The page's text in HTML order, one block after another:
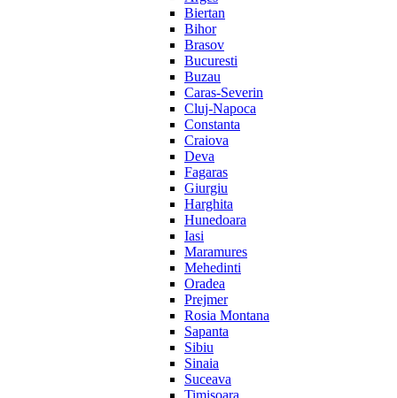
Biertan
Bihor
Brasov
Bucuresti
Buzau
Caras-Severin
Cluj-Napoca
Constanta
Craiova
Deva
Fagaras
Giurgiu
Harghita
Hunedoara
Iasi
Maramures
Mehedinti
Oradea
Prejmer
Rosia Montana
Sapanta
Sibiu
Sinaia
Suceava
Timisoara